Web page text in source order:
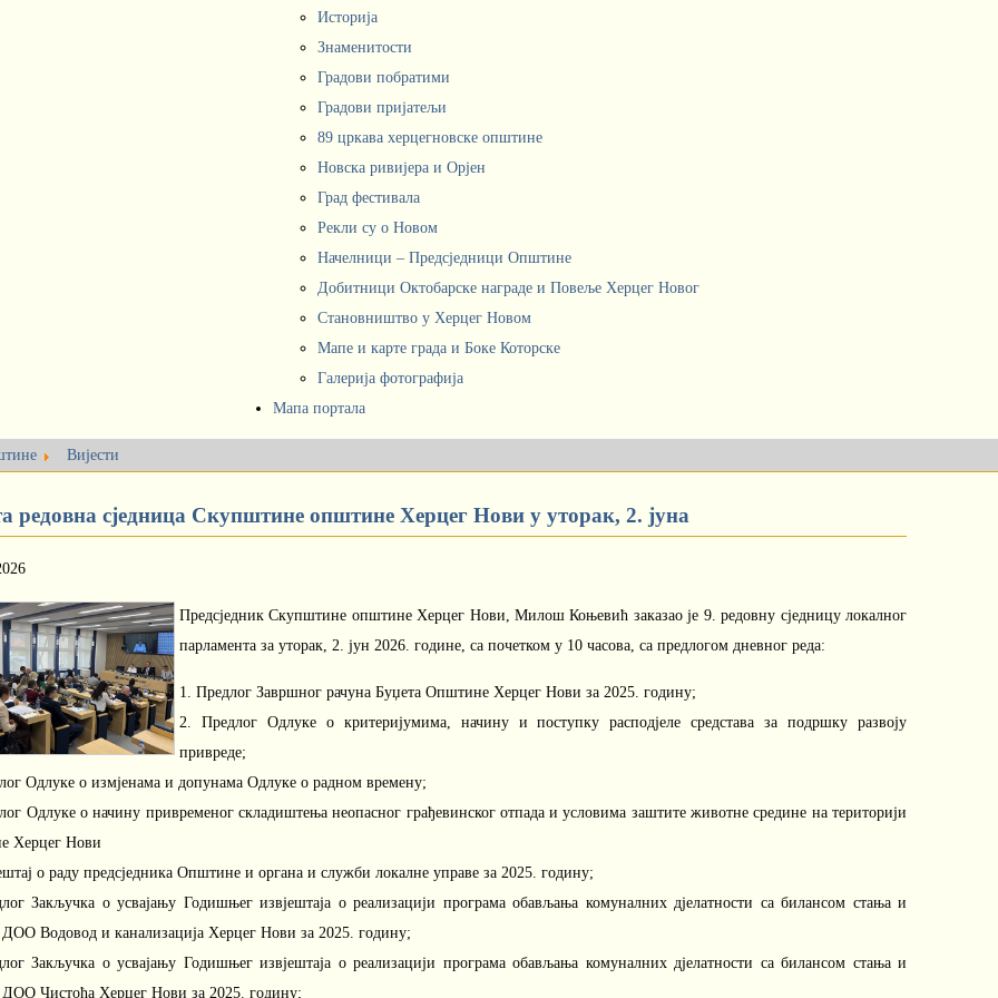
Историја
Знаменитости
Градови побратими
Градови пријатељи
89 цркава херцегновске општине
Новска ривијера и Орјен
Град фестивала
Рекли су о Новом
Начелници – Предсједници Општине
Добитници Октобарске награде и Повеље Херцег Новог
Становништво у Херцег Новом
Мапе и карте града и Боке Которске
Галерија фотографија
Мапа портала
Вијести
редовна сједница Скупштине општине Херцег Нови у уторак, 2. јуна
Предсједник Скупштине општине Херцег Нови, Милош Коњевић заказао је 9. редовну сједницу локалног
парламента за уторак, 2. јун 2026. године, са почетком у 10 часова, са предлогом дневног реда:
1. Предлог Завршног рачуна Буџета Општине Херцег Нови за 2025. годину;
2. Предлог Одлуке о критеријумима, начину и поступку расподјеле средстава за подршку развоју
привреде;
Одлуке о измјенама и допунама Одлуке о радном времену;
Одлуке о начину привременог складиштења неопасног грађевинског отпада и условима заштите животне средине на територији
Херцег Нови
о раду предсједника Општине и органа и служби локалне управе за 2025. годину;
Закључка о усвајању Годишњег извјештаја о реализацији програма обављања комуналних дјелатности са билансом стања и
ДОО Водовод и канализација Херцег Нови за 2025. годину;
Закључка о усвајању Годишњег извјештаја о реализацији програма обављања комуналних дјелатности са билансом стања и
ДОО Чистоћа Херцег Нови за 2025. годину;